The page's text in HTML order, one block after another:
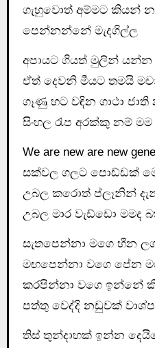
ගැහුවොත් අම්මට කියන්
පෙන්නන්නේ මැදගිල්ල
අපායට ගියත් මුලින්
ඒත් දෙවනි මීයට තමයි
ගෑණු හට වඳින ගාථා
සිංහල රැප අරක්කු නම්
We are new are new
සක්වල ගලට පොඩ්ඩක්
උබල කරොත් ප්ලෑනින්
උබල මාර වැඩ්ඩො මමද
සැතපෙන්නා මගෙ හීන
මඟපෙන්නා වගෙ පේන
කරපින්නා වගෙ ඉන්නේ
පත්තු වෙද්දි නඩුවක්
තිස් තුන්දාහක් ඉන්න